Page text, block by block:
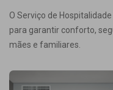
O Serviço de
para garantir conforto,
mães e familiares.